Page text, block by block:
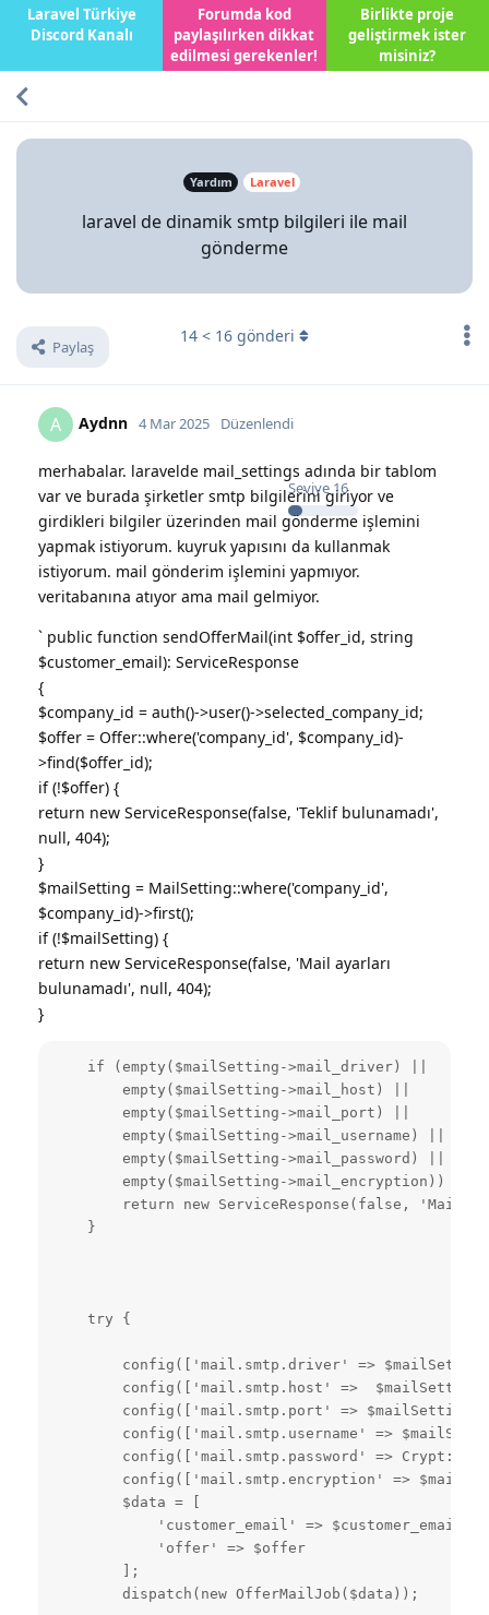
Laravel Türkiye
Discord Kanalı
Forumda kod
paylaşılırken dikkat
edilmesi gerekenler!
Birlikte proje
geliştirmek ister
misiniz?
Yardım Laravel
laravel de dinamik smtp bilgileri ile mail
gönderme
Paylaş
14 < 16 gönderi
A Aydnn
Seviye 16
4 Mar 2025 Düzenlendi
merhabalar. laravelde mail_settings adında bir tablom
var ve burada şirketler smtp bilgilerini giriyor ve
girdikleri bilgiler üzerinden mail gönderme işlemini
yapmak istiyorum. kuyruk yapısını da kullanmak
istiyorum. mail gönderim işlemini yapmıyor.
veritabanına atıyor ama mail gelmiyor.
` public function sendOfferMail(int $offer_id, string
$customer_email): ServiceResponse
{
$company_id = auth()->user()->selected_company_id;
$offer = Offer::where('company_id', $company_id)-
>find($offer_id);
if (!$offer) {
return new ServiceResponse(false, 'Teklif bulunamadı',
null, 404);
}
$mailSetting = MailSetting::where('company_id',
$company_id)->first();
if (!$mailSetting) {
return new ServiceResponse(false, 'Mail ayarları
bulunamadı', null, 404);
}
    if (empty($mailSetting->mail_driver) ||
        empty($mailSetting->mail_host) ||
        empty($mailSetting->mail_port) ||
        empty($mailSetting->mail_username) ||
        empty($mailSetting->mail_password) ||
        empty($mailSetting->mail_encryption)) {
return new ServiceResponse(false, 'Mail
    }
    try {
config(['mail.smtp.driver' =>
config(['mail.smtp.host' =>
config(['mail.smtp.port' => $mailSetting-
config(['mail.smtp.username' =>
config(['mail.smtp.password' =>
config(['mail.smtp.encryption' =>
        $data = [
            'customer_email' => $customer_email,
            'offer' => $offer
        ];
        dispatch(new OfferMailJob($data));